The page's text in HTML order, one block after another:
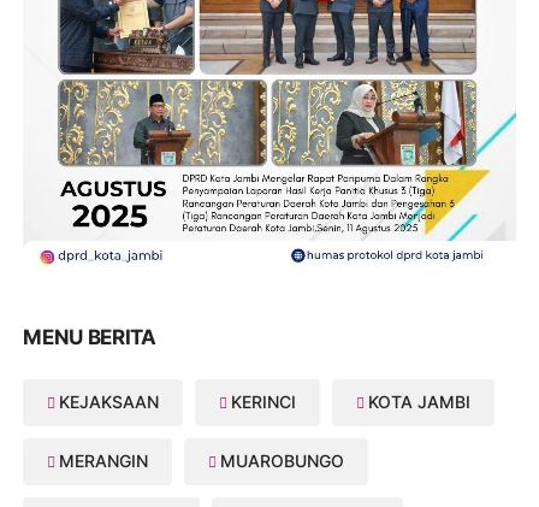
MENU BERITA
KEJAKSAAN KERINCI KOTA JAMBI
MERANGIN MUAROBUNGO